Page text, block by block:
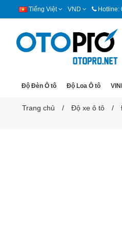
Tiếng Việt VND Hotline:
Độ Đèn Ô tô Độ Loa Ô tô
Trang chủ Độ xe ô tô